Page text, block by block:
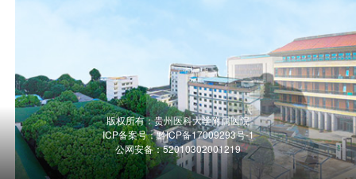
版权所有：贵州医科大学附属医院
ICP备案号：黔ICP备17009293号-1
公网安备：52010302001219